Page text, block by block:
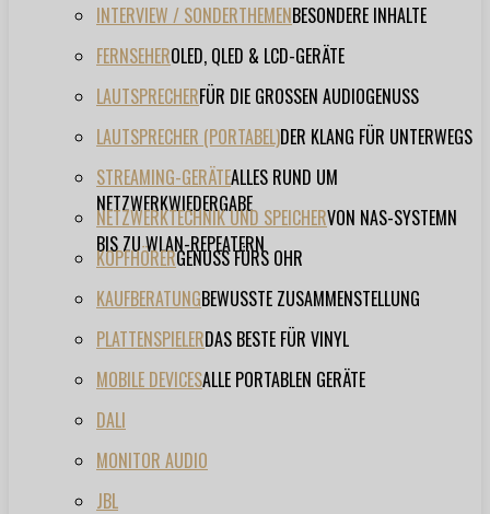
INTERVIEW / SONDERTHEMENBESONDERE INHALTE
FERNSEHEROLED, QLED & LCD-GERÄTE
LAUTSPRECHERFÜR DIE GROSSEN AUDIOGENUSS
LAUTSPRECHER (PORTABEL)DER KLANG FÜR UNTERWEGS
STREAMING-GERÄTEALLES RUND UM
NETZWERKWIEDERGABE
NETZWERKTECHNIK UND SPEICHERVON NAS-SYSTEMN
BIS ZU WLAN-REPEATERN
KOPFHÖRERGENUSS FÜRS OHR
KAUFBERATUNGBEWUSSTE ZUSAMMENSTELLUNG
PLATTENSPIELERDAS BESTE FÜR VINYL
MOBILE DEVICESALLE PORTABLEN GERÄTE
DALI
MONITOR AUDIO
JBL